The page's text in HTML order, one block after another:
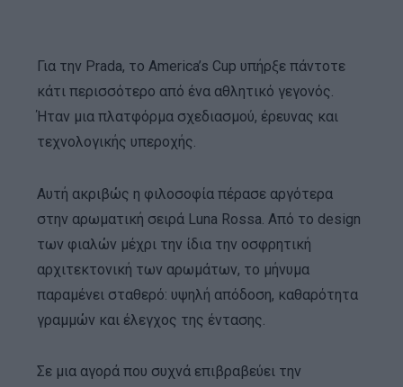
Για την Prada, το America’s Cup υπήρξε πάντοτε
κάτι περισσότερο από ένα αθλητικό γεγονός.
Ήταν μια πλατφόρμα σχεδιασμού, έρευνας και
τεχνολογικής υπεροχής.
Αυτή ακριβώς η φιλοσοφία πέρασε αργότερα
στην αρωματική σειρά Luna Rossa. Από το design
των φιαλών μέχρι την ίδια την οσφρητική
αρχιτεκτονική των αρωμάτων, το μήνυμα
παραμένει σταθερό: υψηλή απόδοση, καθαρότητα
γραμμών και έλεγχος της έντασης.
Σε μια αγορά που συχνά επιβραβεύει την